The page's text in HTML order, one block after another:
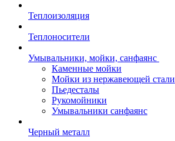
Теплоизоляция
Теплоносители
Умывальники, мойки, санфаянс
Каменные мойки
Мойки из нержавеющей стали
Пьедесталы
Рукомойники
Умывальники санфаянс
Черный металл